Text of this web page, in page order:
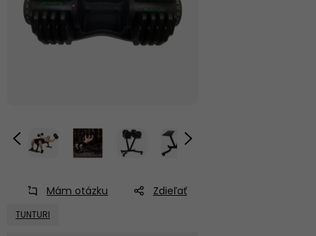
Mám otázku Zdieľať
TUNTURI